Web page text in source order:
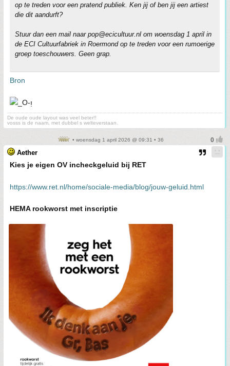
op te treden voor een pratend publiek. Ken jij of ben jij een artiest
die dit aandurft?
Stuur dan een mail naar pop@ecicultuur.nl om woensdag 1 april in
de ECI Cultuurfabriek in Roermond op te treden voor een rumoerige
groep toeschouwers. Geen grap.
Bron
!
De oude oude layout was veel beter!!
vosss is de naam, met dubbel s welteverstaan.
• woensdag 1 april 2026 @ 09:31 • 36
Aether
Kies je eigen OV incheckgeluid bij RET
https://www.ret.nl/home/sociale-media/blog/jouw-geluid.html
HEMA rookworst met inscriptie